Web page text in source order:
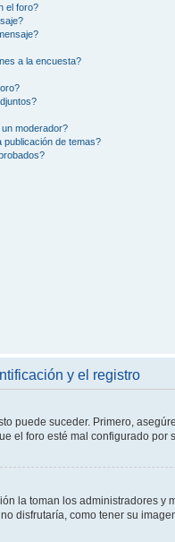
el foro?
a la encuesta?
moderador?
publicación de temas?
y el registro
puede suceder. Primero,
el foro esté mal configurado
la toman los administradores
disfrutaría, como tener su